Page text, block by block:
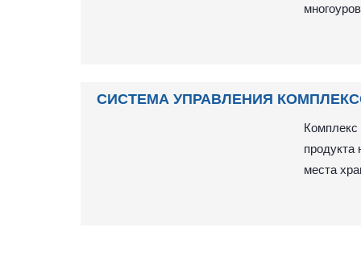
СИСТЕМА УПРАВЛЕНИЯ
Комплекс
продукта
места